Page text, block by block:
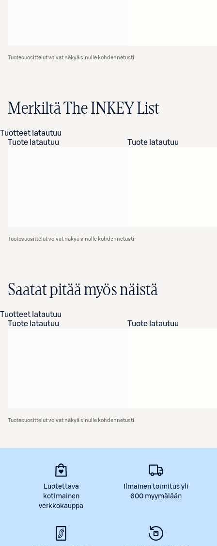
Tuotesuosittelut voivat näkyä sinulle kohdennetusti
Merkiltä The INKEY List
Tuotteet latautuu
Tuote latautuu
Tuote latautuu
Tuotesuosittelut voivat näkyä sinulle kohdennetusti
Saatat pitää myös näistä
Tuotteet latautuu
Tuote latautuu
Tuote latautuu
Tuotesuosittelut voivat näkyä sinulle kohdennetusti
Luotettava
kotimainen
verkkokauppa
Ilmainen toimitus yli
600 myymälään